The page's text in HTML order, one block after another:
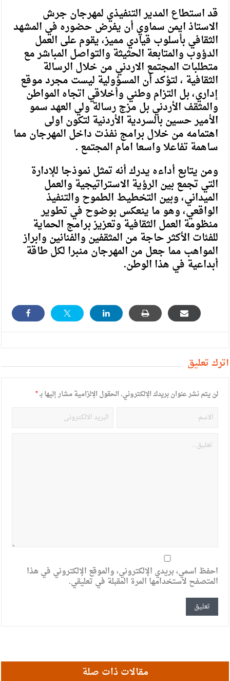
قد استطاع المدير التنفيذي لمهرجان جرش
الاستاذ ايمن سماوي أن يفرض حضوره في المشهد
الثقافي بأسلوب قیادي ممیز، يقوم على العمل
الدؤوب والمتابعة الحثيثة والتواصل المباشر مع
متطلبات المجتمع الاردني من خلال الرسالة
الثقافية ، لتؤكد أن المسؤولية ليست مجرد موقع
إداري، بل التزام وطني وأخلاقي اتجاه المواطن
والمثقف الأردني بل مزج رسالة ولي العهد سمو
الأمير حسين بالسردية الأردنية لتكون اولى
اهتمامه من خلال برامج نفذت داخل المهرجان مما
ساهمة تفاعلا واسعا امام المجتمع .
ومن يتابع أداءه يدرك أنه تمثل نموذجا للإدارة
التي تجمع بين الرؤية الاستراتيجية والعمل
الميداني، وبين التخطيط الطموح والتنفيذ
الواقعي، وهو ما ينعکس بوضوح في تطویر
منظومة العمل الثقافية وتعزیز برامج الحماية
للفئات الأكثر حاجة من المثقفين والفنانين وابراز
المواهب مما جعل من المهرجان منبرا لكل طاقة
أبداعية في هذا الوطن.
أترك تعليق
لن يتم نشر عنوان بريدك الإلكتروني.الحقول الإلزامية مشار إليها بـ*
احفظ اسمي، بريدي الإلكتروني، والموقع الإلكتروني في هذا
المتصفح لاستخدامها المرة المقبلة في تعليقي.
مقالات ذات صلة